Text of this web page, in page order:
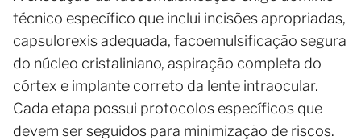
técnico específico que inclui incisões apropriadas,
capsulorexis adequada, facoemulsificação segura
do núcleo cristaliniano, aspiração completa do
córtex e implante correto da lente intraocular.
Cada etapa possui protocolos específicos que
devem ser seguidos para minimização de riscos.